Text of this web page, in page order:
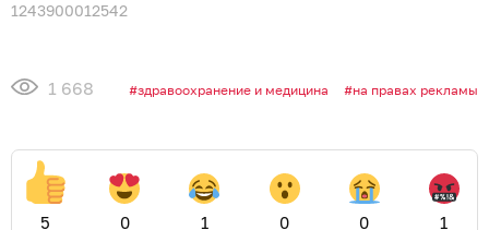
1243900012542
1 668 здравоохранение и медицина на правах рекламы
5 0 1 0 0 1